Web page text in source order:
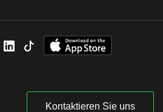
Kontaktieren Sie uns